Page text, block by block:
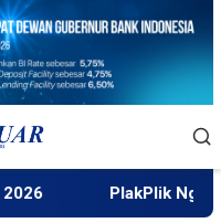
PlakPlik Ngataku